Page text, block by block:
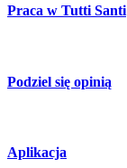
Praca w Tutti Santi
Podziel się opinią
Aplikacja